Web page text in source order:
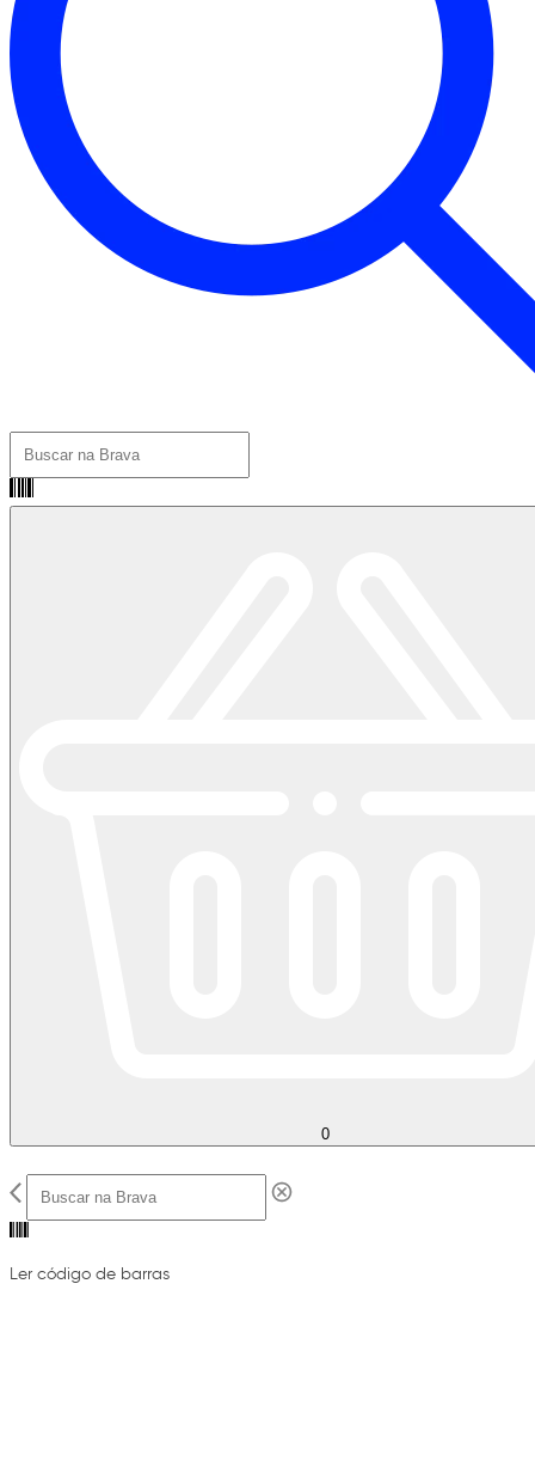
0
Ler código de barras